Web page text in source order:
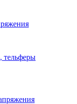
тельферы